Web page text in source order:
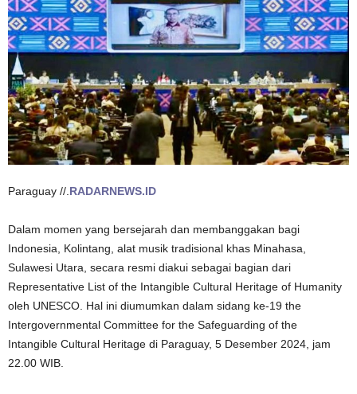
Paraguay //.RADARNEWS.ID
Dalam momen yang bersejarah dan membanggakan bagi
Indonesia, Kolintang, alat musik tradisional khas Minahasa,
Sulawesi Utara, secara resmi diakui sebagai bagian dari
Representative List of the Intangible Cultural Heritage of Humanity
oleh UNESCO. Hal ini diumumkan dalam sidang ke-19 the
Intergovernmental Committee for the Safeguarding of the
Intangible Cultural Heritage di Paraguay, 5 Desember 2024, jam
22.00 WIB.